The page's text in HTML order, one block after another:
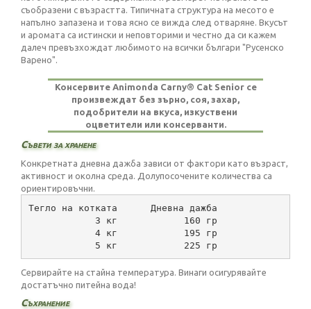
съобразени с възрастта. Типичната структура на месото е
напълно запазена и това ясно се вижда след отваряне. Вкусът
и аромата са истински и неповторими и честно да си кажем
далеч превъзхождат любимото на всички българи "Русенско
Варено".
Консервите Animonda Carny® Cat Senior се
произвеждат без зърно, соя, захар,
подобрители на вкуса, изкуствени
оцветители или консерванти.
Съвети за хранене
Конкретната дневна дажба зависи от фактори като възраст,
активност и околна среда. Долупосочените количества са
ориентировъчни.
Тегло на котката      Дневна дажба
            3 кг            160 гр
            4 кг            195 гр
            5 кг            225 гр
Сервирайте на стайна температура. Винаги осигурявайте
достатъчно питейна вода!
Съхранение